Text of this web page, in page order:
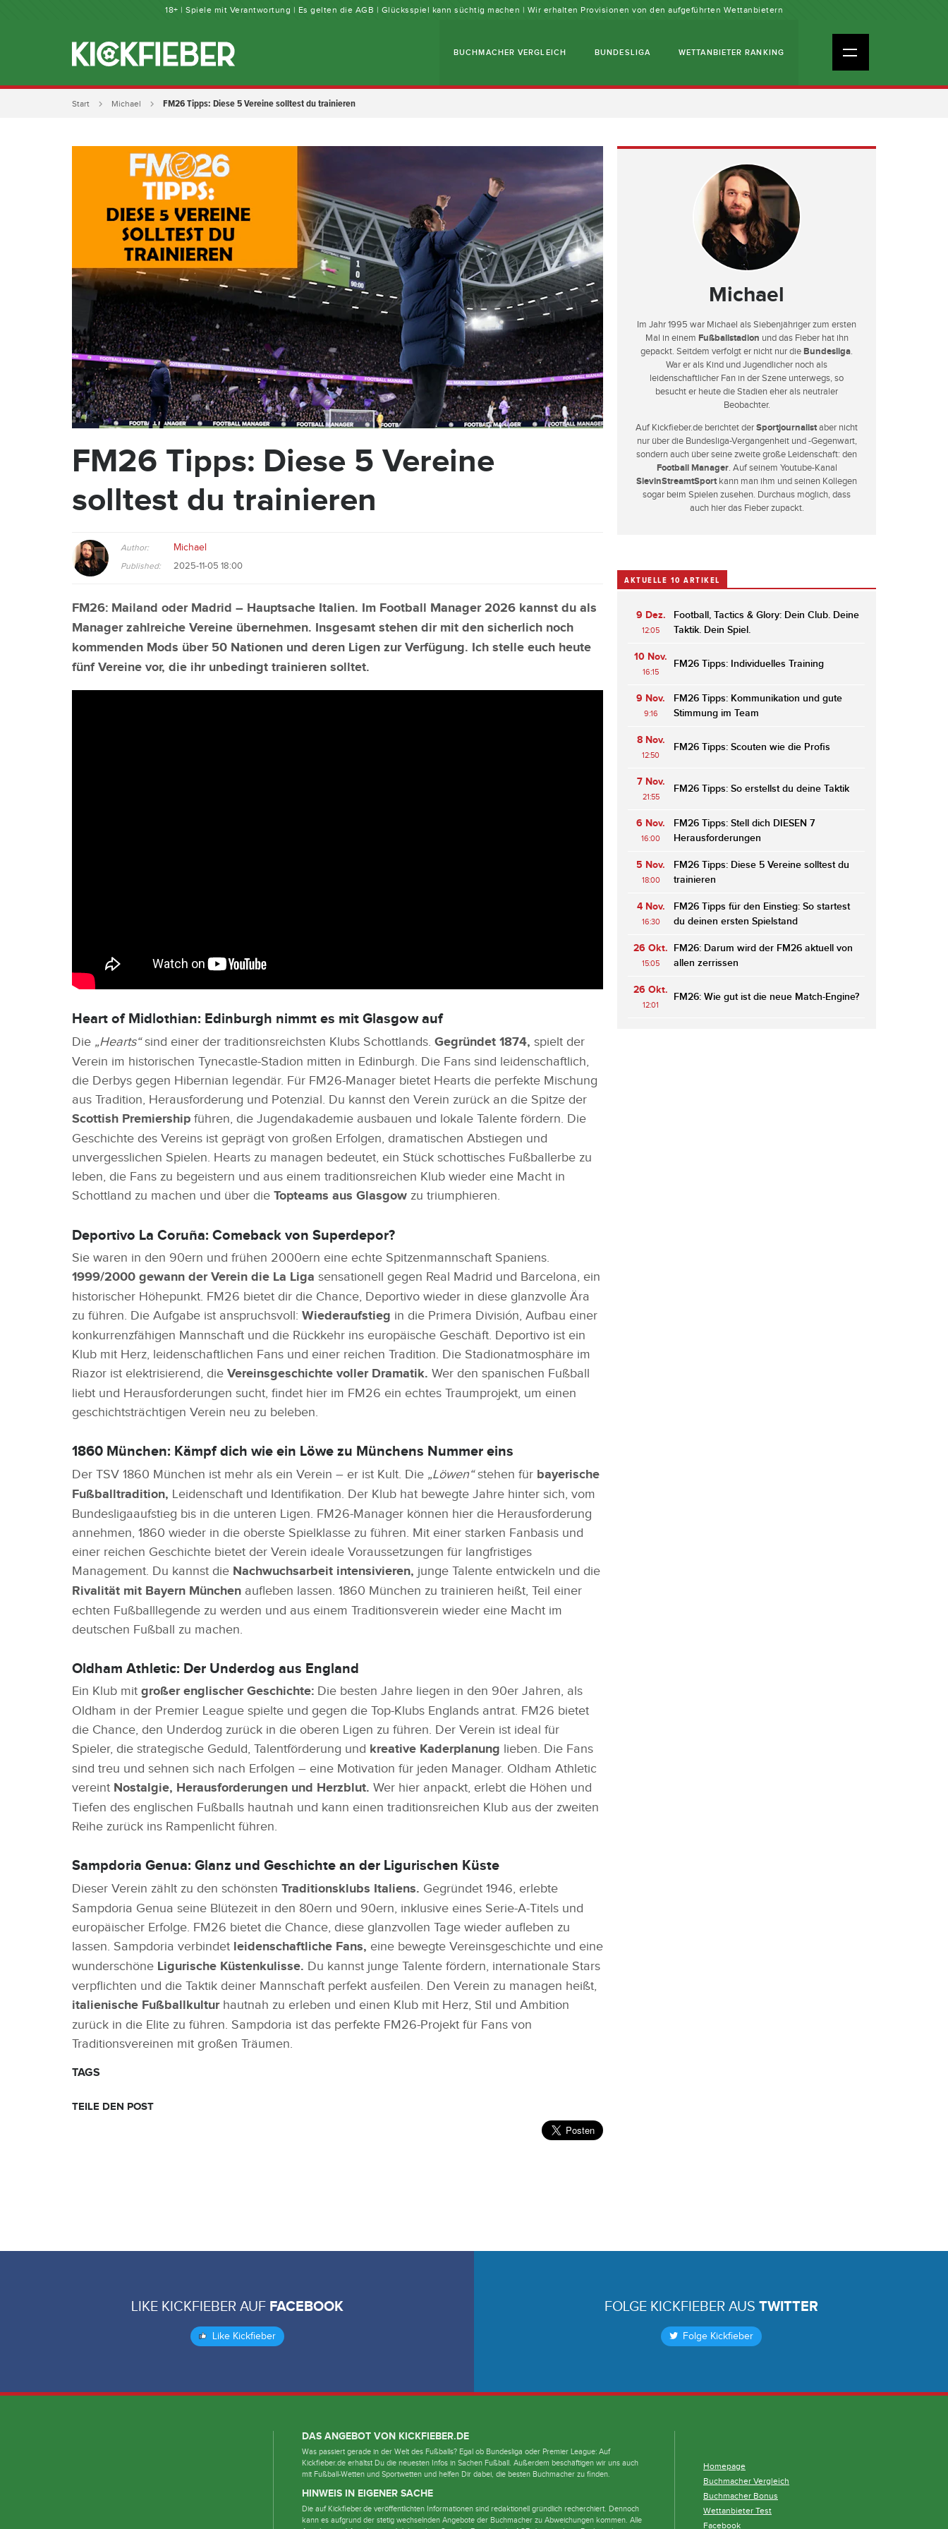
18+ | Spiele mit Verantwortung | Es gelten die AGB | Glücksspiel kann süchtig machen | Wir erhalten Provisionen von den aufgeführten Wettanbietern
BUCHMACHER VERGLEICH BUNDESLIGA WETTANBIETER RANKING
Start Michael FM26 Tipps: Diese 5 Vereine solltest du trainieren
FM26 Tipps: Diese 5 Vereine
solltest du trainieren
Author: Michael
Published: 2025-11-05 18:00
FM26: Mailand oder Madrid – Hauptsache Italien. Im Football Manager 2026 kannst du als
Manager zahlreiche Vereine übernehmen. Insgesamt stehen dir mit den sicherlich noch
kommenden Mods über 50 Nationen und deren Ligen zur Verfügung. Ich stelle euch heute
fünf Vereine vor, die ihr unbedingt trainieren solltet.
Heart of Midlothian: Edinburgh nimmt es mit Glasgow auf
Die „Hearts“sind einer der traditionsreichsten Klubs Schottlands. Gegründet 1874, spielt der
Verein im historischen Tynecastle-Stadion mitten in Edinburgh. Die Fans sind leidenschaftlich,
die Derbys gegen Hibernian legendär. Für FM26-Manager bietet Hearts die perfekte Mischung
aus Tradition, Herausforderung und Potenzial. Du kannst den Verein zurück an die Spitze der
Scottish Premiership führen, die Jugendakademie ausbauen und lokale Talente fördern. Die
Geschichte des Vereins ist geprägt von großen Erfolgen, dramatischen Abstiegen und
unvergesslichen Spielen. Hearts zu managen bedeutet, ein Stück schottisches Fußballerbe zu
leben, die Fans zu begeistern und aus einem traditionsreichen Klub wieder eine Macht in
Schottland zu machen und über die Topteams aus Glasgow zu triumphieren.
Deportivo La Coruña: Comeback von Superdepor?
Sie waren in den 90ern und frühen 2000ern eine echte Spitzenmannschaft Spaniens.
1999/2000 gewann der Verein die La Liga sensationell gegen Real Madrid und Barcelona, ein
historischer Höhepunkt. FM26 bietet dir die Chance, Deportivo wieder in diese glanzvolle Ära
zu führen. Die Aufgabe ist anspruchsvoll: Wiederaufstieg in die Primera División, Aufbau einer
konkurrenzfähigen Mannschaft und die Rückkehr ins europäische Geschäft. Deportivo ist ein
Klub mit Herz, leidenschaftlichen Fans und einer reichen Tradition. Die Stadionatmosphäre im
Riazor ist elektrisierend, die Vereinsgeschichte voller Dramatik. Wer den spanischen Fußball
liebt und Herausforderungen sucht, findet hier im FM26 ein echtes Traumprojekt, um einen
geschichtsträchtigen Verein neu zu beleben.
1860 München: Kämpf dich wie ein Löwe zu Münchens Nummer eins
Der TSV 1860 München ist mehr als ein Verein – er ist Kult. Die „Löwen“stehen für bayerische
Fußballtradition, Leidenschaft und Identifikation. Der Klub hat bewegte Jahre hinter sich, vom
Bundesligaaufstieg bis in die unteren Ligen. FM26-Manager können hier die Herausforderung
annehmen, 1860 wieder in die oberste Spielklasse zu führen. Mit einer starken Fanbasis und
einer reichen Geschichte bietet der Verein ideale Voraussetzungen für langfristiges
Management. Du kannst die Nachwuchsarbeit intensivieren, junge Talente entwickeln und die
Rivalität mit Bayern München aufleben lassen. 1860 München zu trainieren heißt, Teil einer
echten Fußballlegende zu werden und aus einem Traditionsverein wieder eine Macht im
deutschen Fußball zu machen.
Oldham Athletic: Der Underdog aus England
Ein Klub mit großer englischer Geschichte: Die besten Jahre liegen in den 90er Jahren, als
Oldham in der Premier League spielte und gegen die Top-Klubs Englands antrat. FM26 bietet
die Chance, den Underdog zurück in die oberen Ligen zu führen. Der Verein ist ideal für
Spieler, die strategische Geduld, Talentförderung und kreative Kaderplanung lieben. Die Fans
sind treu und sehnen sich nach Erfolgen – eine Motivation für jeden Manager. Oldham Athletic
vereint Nostalgie, Herausforderungen und Herzblut. Wer hier anpackt, erlebt die Höhen und
Tiefen des englischen Fußballs hautnah und kann einen traditionsreichen Klub aus der zweiten
Reihe zurück ins Rampenlicht führen.
Sampdoria Genua: Glanz und Geschichte an der Ligurischen Küste
Dieser Verein zählt zu den schönsten Traditionsklubs Italiens. Gegründet 1946, erlebte
Sampdoria Genua seine Blütezeit in den 80ern und 90ern, inklusive eines Serie-A-Titels und
europäischer Erfolge. FM26 bietet die Chance, diese glanzvollen Tage wieder aufleben zu
lassen. Sampdoria verbindet leidenschaftliche Fans, eine bewegte Vereinsgeschichte und eine
wunderschöne Ligurische Küstenkulisse. Du kannst junge Talente fördern, internationale Stars
verpflichten und die Taktik deiner Mannschaft perfekt ausfeilen. Den Verein zu managen heißt,
italienische Fußballkulturhautnah zu erleben und einen Klub mit Herz, Stil und Ambition
zurück in die Elite zu führen. Sampdoria ist das perfekte FM26-Projekt für Fans von
Traditionsvereinen mit großen Träumen.
TAGS
TEILE DEN POST
Michael
Im Jahr 1995 war Michael als Siebenjähriger zum ersten
Mal in einem Fußballstadion und das Fieber hat ihn
gepackt. Seitdem verfolgt er nicht nur die Bundesliga.
War er als Kind und Jugendlicher noch als
leidenschaftlicher Fan in der Szene unterwegs, so
besucht er heute die Stadien eher als neutraler
Beobachter.
Auf Kickfieber.de berichtet derSportjournalistaber nicht
nur über die Bundesliga-Vergangenheit und -Gegenwart,
sondern auch über seine zweite große Leidenschaft: den
Football Manager. Auf seinem Youtube-Kanal
SlevinStreamtSportkann man ihm und seinen Kollegen
sogar beim Spielen zusehen. Durchaus möglich, dass
auch hier das Fieber zupackt.
AKTUELLE 10 ARTIKEL
9 Dez.
12:05
Football, Tactics & Glory: Dein Club. Deine
Taktik. Dein Spiel.
10 Nov.
16:15
FM26 Tipps: Individuelles Training
9 Nov.
9:16
FM26 Tipps: Kommunikation und gute
Stimmung im Team
8 Nov.
12:50
FM26 Tipps: Scouten wie die Profis
7 Nov.
21:55
FM26 Tipps: So erstellst du deine Taktik
6 Nov.
16:00
FM26 Tipps: Stell dich DIESEN 7
Herausforderungen
5 Nov.
18:00
FM26 Tipps: Diese 5 Vereine solltest du
trainieren
4 Nov.
16:30
FM26 Tipps für den Einstieg: So startest
du deinen ersten Spielstand
26 Okt.
15:05
FM26: Darum wird der FM26 aktuell von
allen zerrissen
26 Okt.
12:01
FM26: Wie gut ist die neue Match-Engine?
LIKE KICKFIEBER AUF FACEBOOK
Like Kickfieber
FOLGE KICKFIEBER AUS TWITTER
Folge Kickfieber
DAS ANGEBOT VON KICKFIEBER.DE
Was passiert gerade in der Welt des Fußballs? Egal ob Bundesliga oder Premier League: Auf
Kickfieber.de erhältst Du die neuesten Infos in Sachen Fußball. Außerdem beschäftigen wir uns auch
mit Fußball-Wetten und Sportwetten und helfen Dir dabei, die besten Buchmacher zu finden.
HINWEIS IN EIGENER SACHE
Die auf Kickfieber.de veröffentlichten Informationen sind redaktionell gründlich recherchiert. Dennoch
kann es aufgrund der stetig wechselnden Angebote der Buchmacher zu Abweichungen kommen. Alle
Homepage
Buchmacher Vergleich
Buchmacher Bonus
Wettanbieter Test
Facebook